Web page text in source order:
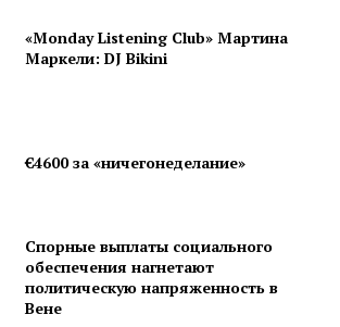
«Monday Listening Club» Мартина
Маркели: DJ Bikini
€4600 за «ничегонеделание»
Спорные выплаты социального
обеспечения нагнетают
политическую напряженность в
Вене